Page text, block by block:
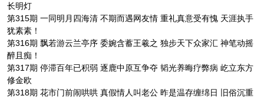
长明灯
第315期 一同明月四海清 不期而遇网友情 重礼真意受有愧 天涯执手
犹素素！
第316期 飘若游云兰亭序 委婉含蓄王羲之 独步天下众家汇 神笔动摇
醉且痴！
第317期 停滞百年已积弱 逐鹿中原互争夺 韬光养晦疗弊病 屹立东方
修金欧
第318期 花市门前闹哄哄 真假情人叫老公 昨是温存缠绵日 旧俗沉重